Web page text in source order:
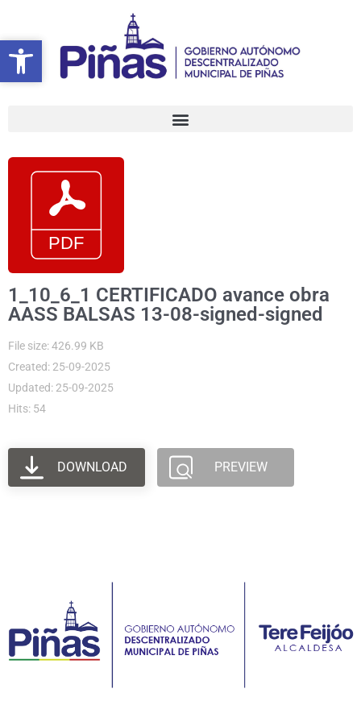
Abrir barra de herramientas
contenido
1_10_6_1 CERTIFICADO avance obra
AASS BALSAS 13-08-signed-signed
File size: 426.99 KB
Created: 25-09-2025
Updated: 25-09-2025
Hits: 54
DOWNLOAD PREVIEW
Abrir barra de herramientas